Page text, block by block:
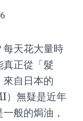
每天花大量時
正從「髮
自日本的
）無疑是近年
般的焗油，